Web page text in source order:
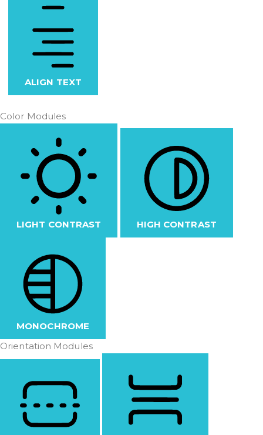
ALIGN TEXT
Color Modules
LIGHT CONTRAST HIGH CONTRAST
MONOCHROME
Orientation Modules